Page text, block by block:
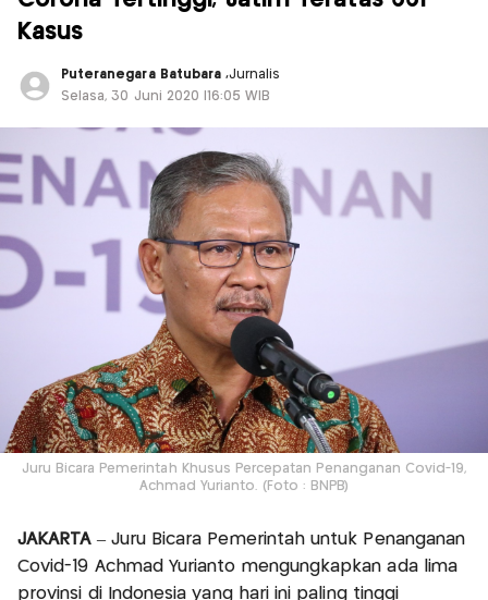
Kasus
Puteranegara Batubara,Jurnalis
Selasa, 30 Juni 2020 |16:05 WIB
Juru Bicara Pemerintah Khusus Percepatan Penanganan Covid-19,
Achmad Yurianto. (Foto : BNPB)
JAKARTA– Juru Bicara Pemerintah untuk Penanganan
Covid-19 Achmad Yurianto mengungkapkan ada lima
provinsi di Indonesia yang hari ini paling tinggi